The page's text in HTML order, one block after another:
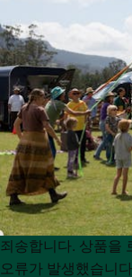
Product
List
Product
List
죄송합니다. 상품을
오류가 발생했습니